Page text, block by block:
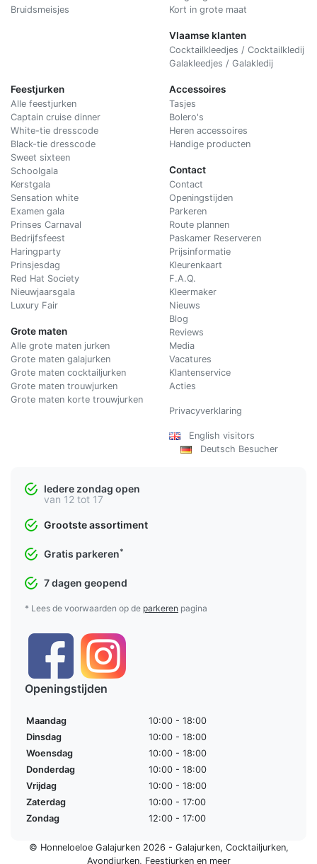
Bruidsmeisjes
Kort in grote maat
Vlaamse klanten
Cocktailkleedjes / Cocktailkledij
Galakleedjes / Galakledij
Feestjurken
Alle feestjurken
Captain cruise dinner
White-tie dresscode
Black-tie dresscode
Sweet sixteen
Schoolgala
Kerstgala
Sensation white
Examen gala
Prinses Carnaval
Bedrijfsfeest
Haringparty
Prinsjesdag
Red Hat Society
Nieuwjaarsgala
Luxury Fair
Grote maten
Alle grote maten jurken
Grote maten galajurken
Grote maten cocktailjurken
Grote maten trouwjurken
Grote maten korte trouwjurken
Accessoires
Tasjes
Bolero's
Heren accessoires
Handige producten
Contact
Contact
Openingstijden
Parkeren
Route plannen
Paskamer Reserveren
Prijsinformatie
Kleurenkaart
F.A.Q.
Kleermaker
Nieuws
Blog
Reviews
Media
Vacatures
Klantenservice
Acties
Privacyverklaring
English visitors
Deutsch Besucher
Iedere zondag open
van 12 tot 17
Grootste assortiment
Gratis parkeren*
7 dagen geopend
* Lees de voorwaarden op de parkeren pagina
Openingstijden
Maandag
10:00 - 18:00
Dinsdag
10:00 - 18:00
Woensdag
10:00 - 18:00
Donderdag
10:00 - 18:00
Vrijdag
10:00 - 18:00
Zaterdag
10:00 - 17:00
Zondag
12:00 - 17:00
© Honneloeloe Galajurken 2026 - Galajurken, Cocktailjurken,
Avondjurken, Feestjurkenen meer